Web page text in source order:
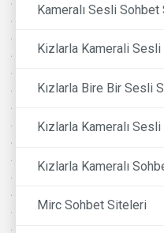
Kameralı Sesli
Kizlarla Kamerali
Kızlarla Bire Bir Sesli
Kızlarla Kameralı
Kızlarla Kameralı
Mirc Sohbet Siteleri